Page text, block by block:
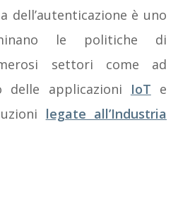
dell’autenticazione è uno
le politiche di
settori come ad
delle applicazioni IoT e
legate all’Industria